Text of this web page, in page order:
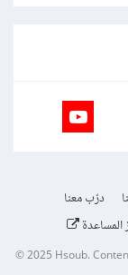
درّب معنا
المساعدة
© 2025Hsoub.